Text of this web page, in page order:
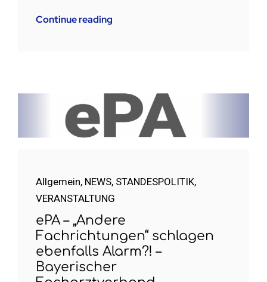
Continue reading
Allgemein, NEWS, STANDESPOLITIK,
VERANSTALTUNG
ePA – „Andere
Fachrichtungen“ schlagen
ebenfalls Alarm?! –
Bayerischer